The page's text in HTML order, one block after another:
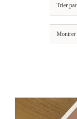
Trier par
Montrer